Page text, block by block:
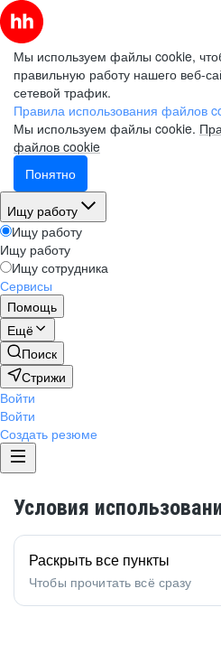
Мы используем файлы cookie,
правильную работу нашего веб-
сетевой трафик.
Правила использования файлов
Мы используем файлы cookie.
файлов cookie
Понятно
Ищу работу
Ищу работу
Ищу работу
Ищу сотрудника
Сервисы
Помощь
Ещё
Поиск
Стрижи
Войти
Войти
Создать резюме
Условия
Раскрыть все пункты
Чтобы прочитать всё сразу